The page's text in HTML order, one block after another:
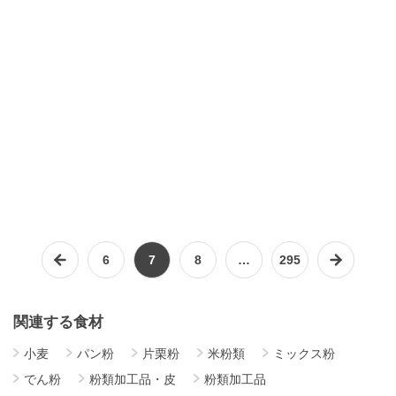
6 7 8 … 295
関連する食材
小麦 パン粉 片栗粉 米粉類
ミックス粉
でん粉
粉類加工品・皮
粉類加工品